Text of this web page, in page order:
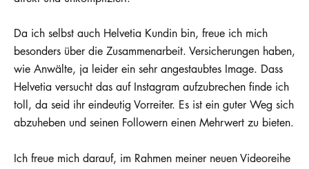
Da ich selbst auch Helvetia Kundin bin, freue ich mich
besonders über die Zusammenarbeit. Versicherungen haben,
wie Anwälte, ja leider ein sehr angestaubtes Image. Dass
Helvetia versucht das auf Instagram aufzubrechen finde ich
toll, da seid ihr eindeutig Vorreiter. Es ist ein guter Weg sich
abzuheben und seinen Followern einen Mehrwert zu bieten.
Ich freue mich darauf, im Rahmen meiner neuen Videoreihe